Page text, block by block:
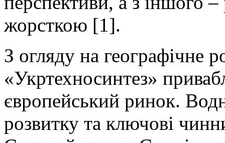
жорсткою [1].
З огляду на географічне
«Укртехносинтез»
європейський ринок.
розвитку та ключові